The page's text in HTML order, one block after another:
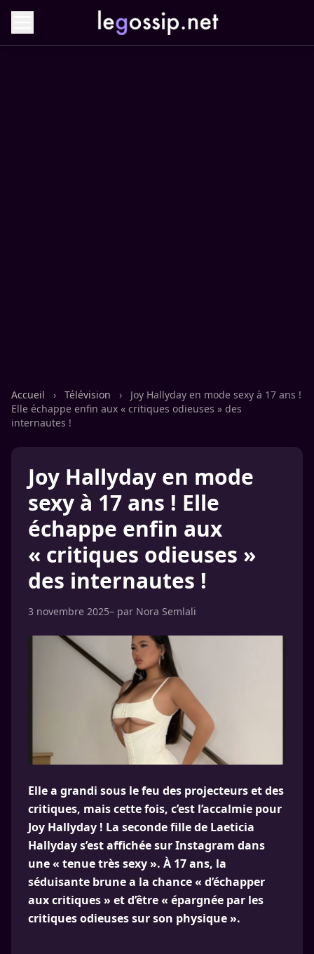
Accueil › Télévision ›
Joy Hallyday en mode sexy à 17 ans !
Elle échappe enfin aux « critiques odieuses » des
internautes !
Joy Hallyday en mode
sexy à 17 ans ! Elle
échappe enfin aux
« critiques odieuses »
des internautes !
3 novembre 2025– par Nora Semlali
Elle a grandi sous le feu des projecteurs et des
critiques, mais cette fois, c’est l’accalmie pour
Joy Hallyday ! La seconde fille de Laeticia
Hallyday s’est affichée sur Instagram dans
une « tenue très sexy ». À 17 ans, la
séduisante brune a la chance « d’échapper
aux critiques » et d’être « épargnée par les
critiques odieuses sur son physique ».